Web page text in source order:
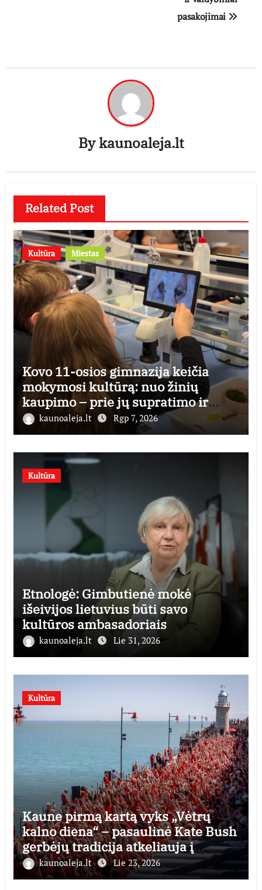
pasakojimai
Bykaunoaleja.lt
Related Post
Kultūra Miestas
Kovo 11-osios gimnazija keičia
mokymosi kultūrą: nuo žinių
kaupimo – prie jų supratimo ir
taikymo
kaunoaleja.lt Rgp 7, 2026
Kultūra
Etnologė: Gimbutienė mokė
išeivijos lietuvius būti savo
kultūros ambasadoriais
kaunoaleja.lt Lie 31, 2026
Kultūra
Kaune pirmą kartą vyks „Vėtrų
kalno diena“ – pasaulinė Kate Bush
gerbėjų tradicija atkeliauja į
Lietuvą
kaunoaleja.lt Lie 23, 2026